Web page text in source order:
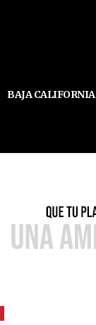
BAJA CALIFORNIA